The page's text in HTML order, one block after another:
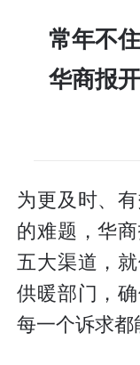
常年不
华商报
为更及时、
的难题，华
五大渠道，
供暖部门，
每一个诉求都